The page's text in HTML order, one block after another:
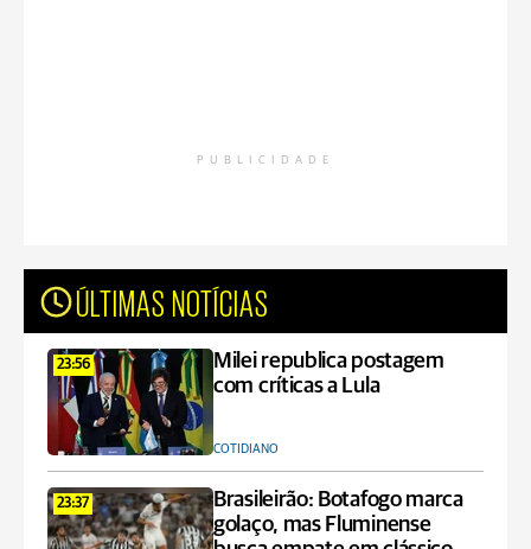
PUBLICIDADE
ÚLTIMAS NOTÍCIAS
23:56
Milei republica postagem
com críticas a Lula
COTIDIANO
23:37
Brasileirão: Botafogo marca
golaço, mas Fluminense